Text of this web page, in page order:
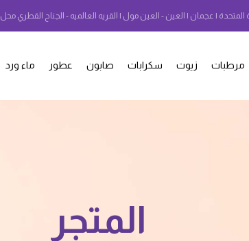
المتحدة | عجمان | العين - العين مول | القريه العالميه - الجناح القطري محل ٣٢
مرطبات زيوت سكرابات صابون عطور ماء ورد
المتجر